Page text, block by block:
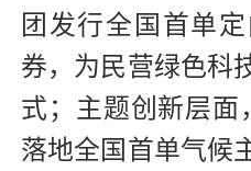
团发行全国首单
券，为民营绿色科
式；主题创新层面
落地全国首单气候